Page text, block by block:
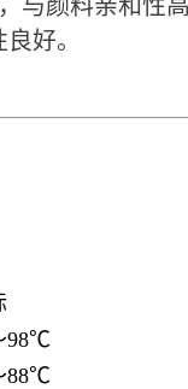
与颜料亲和性高
好。
98℃
88℃